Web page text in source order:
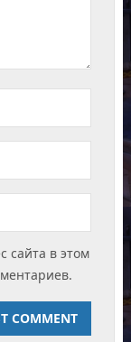
сайта в этом